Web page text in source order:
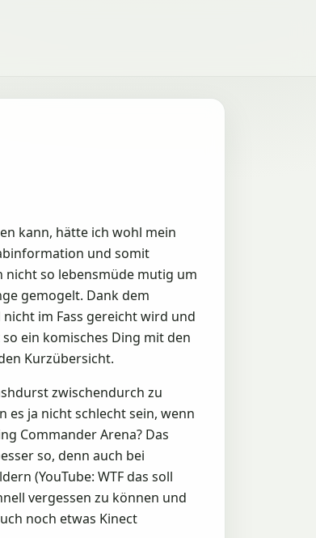
kann, hätte ich wohl mein
und somit
nicht so lebensmüde mutig um
gemogelt. Dank dem
im Fass gereicht wird und
ein komisches Ding mit den
Kurzübersicht.
zwischendurch zu
es ja nicht schlecht sein, wenn
Commander Arena? Das
so, denn auch bei
(YouTube: WTF das soll
vergessen zu können und
noch etwas Kinect